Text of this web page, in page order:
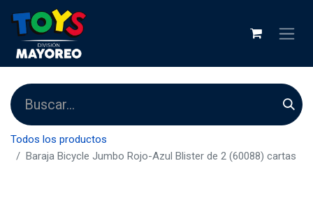
Todos los productos
Baraja Bicycle Jumbo Rojo-Azul Blister de 2 (60088) cartas